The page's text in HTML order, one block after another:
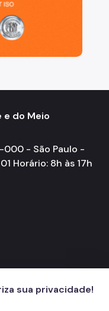
e do Meio
000 - São Paulo -
Horário: 8h às 17h
sua privacidade!